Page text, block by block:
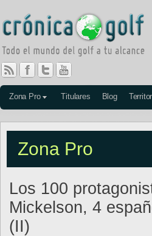
Zona Pro Titulares Blog
Zona Pro
Los 100
Mickelson, 4
(II)